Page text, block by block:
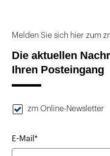
Melden Sie sich hier zum
Die aktuellen
Ihren Posteingang
zm Online-Newsletter
E-Mail*